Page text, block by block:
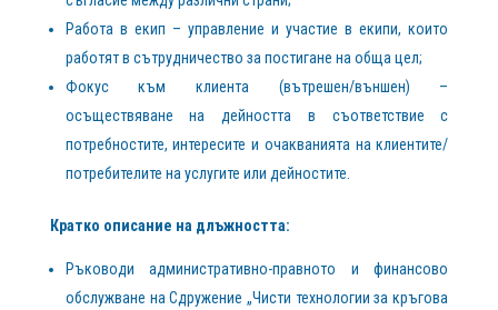
Работа в екип – управление и участие в екипи, които
работят в сътрудничество за постигане на обща цел;
Фокус към клиента (вътрешен/външен) –
осъществяване на дейността в съответствие с
потребностите, интересите и очакванията на клиентите/
потребителите на услугите или дейностите.
Кратко описание на длъжността:
Ръководи административно-правното и финансово
обслужване на Сдружение „Чисти технологии за кръгова